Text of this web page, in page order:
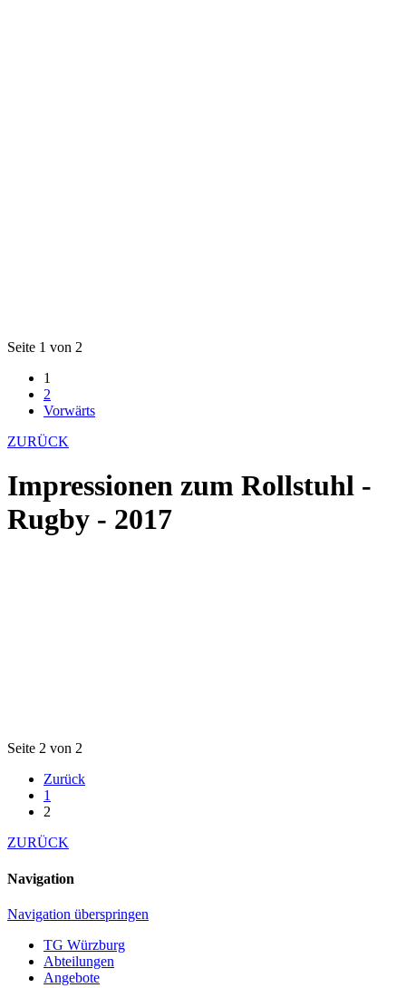
Seite 1 von 2
1
2
Vorwärts
ZURÜCK
Impressionen zum Rollstuhl -
Rugby - 2017
Seite 2 von 2
Zurück
1
2
ZURÜCK
Navigation
Navigation überspringen
TG Würzburg
Abteilungen
Angebote